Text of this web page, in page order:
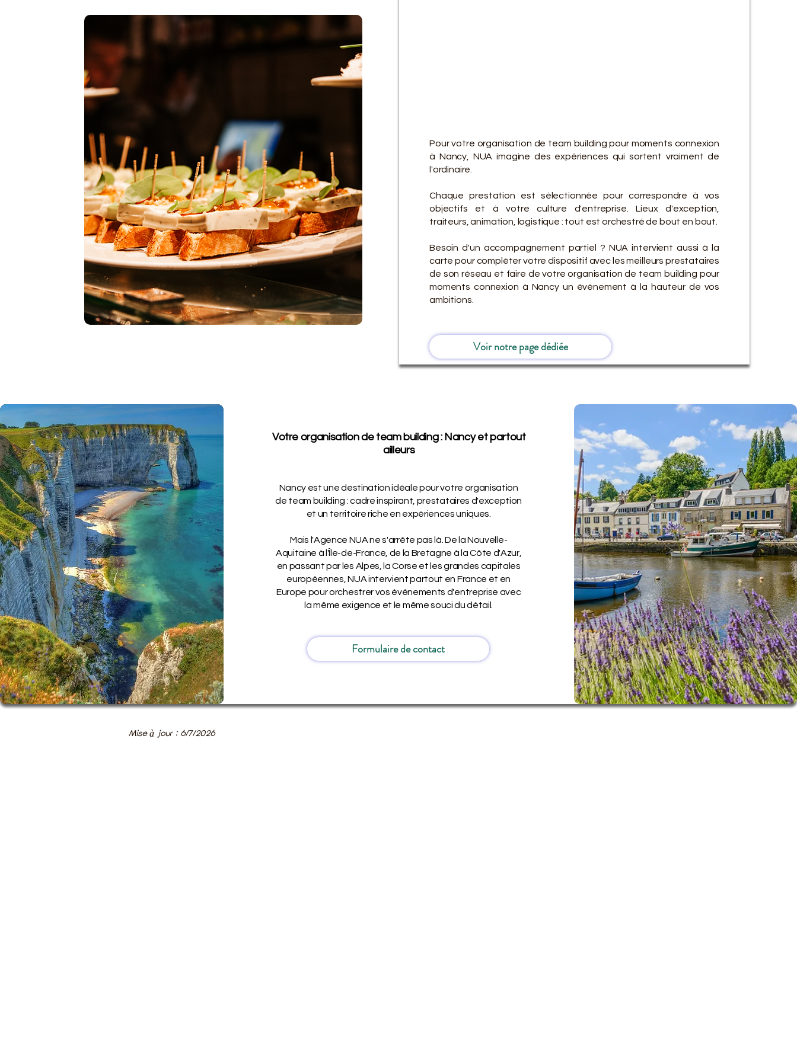
DES
DES
Pour votre organisation de team building pour moments connexion
à Nancy, NUA imagine des expériences qui sortent vraiment de
l'ordinaire.
Chaque prestation est sélectionnée pour correspondre à vos
objectifs et à votre culture d'entreprise. Lieux d'exception,
traiteurs, animation, logistique : tout est orchestré de bout en bout.
Besoin d'un accompagnement partiel ? NUA intervient aussi à la
carte pour compléter votre dispositif avec les meilleurs prestataires
de son réseau et faire de votre organisation de team building pour
moments connexion à Nancy un événement à la hauteur de vos
ambitions.
Voir notre page dédiée
Votre organisation de team building : Nancy et partout
ailleurs
Nancy est une destination idéale pour votre organisation
de team building : cadre inspirant, prestataires d'exception
et un territoire riche en expériences uniques.
Mais l'Agence NUA ne s'arrête pas là. De la Nouvelle-
Aquitaine à l'Île-de-France, de la Bretagne à la Côte d'Azur,
en passant par les Alpes, la Corse et les grandes capitales
européennes, NUA intervient partout en France et en
Europe pour orchestrer vos événements d'entreprise avec
la même exigence et le même souci du détail.
Formulaire de contact
Mise à jour : 6/7/2026